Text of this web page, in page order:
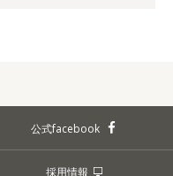
公式facebook
採用情報